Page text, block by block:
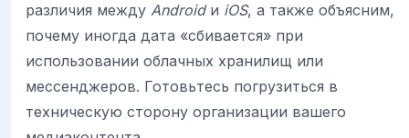
различия между Androidи iOS, а также объясним,
почему иногда дата «сбивается» при
использовании облачных хранилищ или
мессенджеров. Готовьтесь погрузиться в
техническую сторону организации вашего